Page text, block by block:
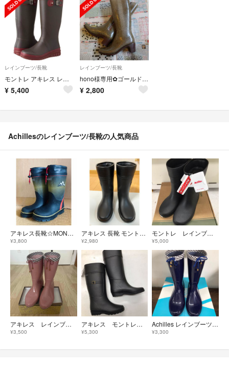
レインブーツ/長靴
モントレ アキレス レインブーツ ダークブラウン Ｌサイズ 梅雨対策
¥ 5,400
レインブーツ/長靴
hono様専用✿ゴールド ラメ ✿ レインブーツ 長靴 amane
¥ 2,800
Achillesのレインブーツ/長靴の人気商品
アキレス長靴☆MONTRRE☆レインシューズ
¥3,800
アキレス 長靴 モントレ 防寒 防滑 防水ハーフ丈 FBW1700 FB-170
¥2,980
モントレ レインブーツ サイズ 22.5cm〜23cm 防寒仕様
¥5,000
アキレス レインブーツ
¥3,500
アキレス モントレ レインブーツ サイズS 22.5〜23cm ボアインソール
¥5,300
Achilles レインブーツ オリビア ネイビー 23cmEE
¥3,300